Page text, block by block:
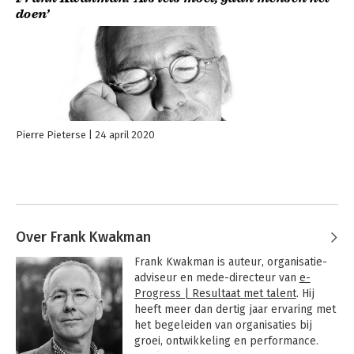
doen’
Pierre Pieterse 24 april 2020
Over Frank Kwakman
Frank Kwakman is auteur, organisatie-
adviseur en mede-directeur van e-
Progress | Resultaat met talent. Hij
heeft meer dan dertig jaar ervaring met
het begeleiden van organisaties bij
groei, ontwikkeling en performance.